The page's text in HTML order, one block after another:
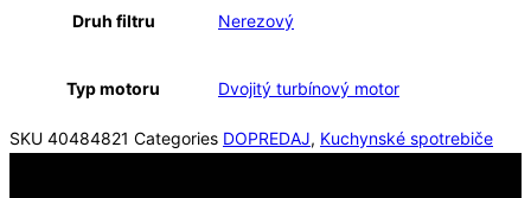
Druh filtru Nerezový
Typ motoru Dvojitý turbínový motor
SKU 40484821 Categories DOPREDAJ, Kuchynské spotrebiče